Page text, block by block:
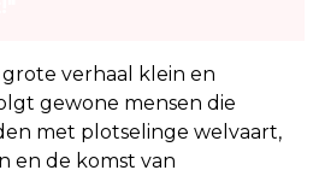
verhaal klein en
gewone mensen die
met plotselinge welvaart,
en de komst van